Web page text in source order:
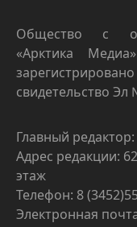
Общество с
«Арктика
свидетельство
Главный
Адрес редакции:
этаж
Телефон: 8
Электронная